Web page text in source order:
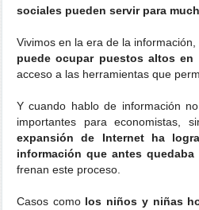
sociales pueden servir para
Vivimos en la era de la información,
puede ocupar puestos altos en
acceso a las herramientas que
Y cuando hablo de información
importantes para economistas,
expansión de Internet ha
información que antes quedaba
frenan este proceso.
Casos como los niños y niñas